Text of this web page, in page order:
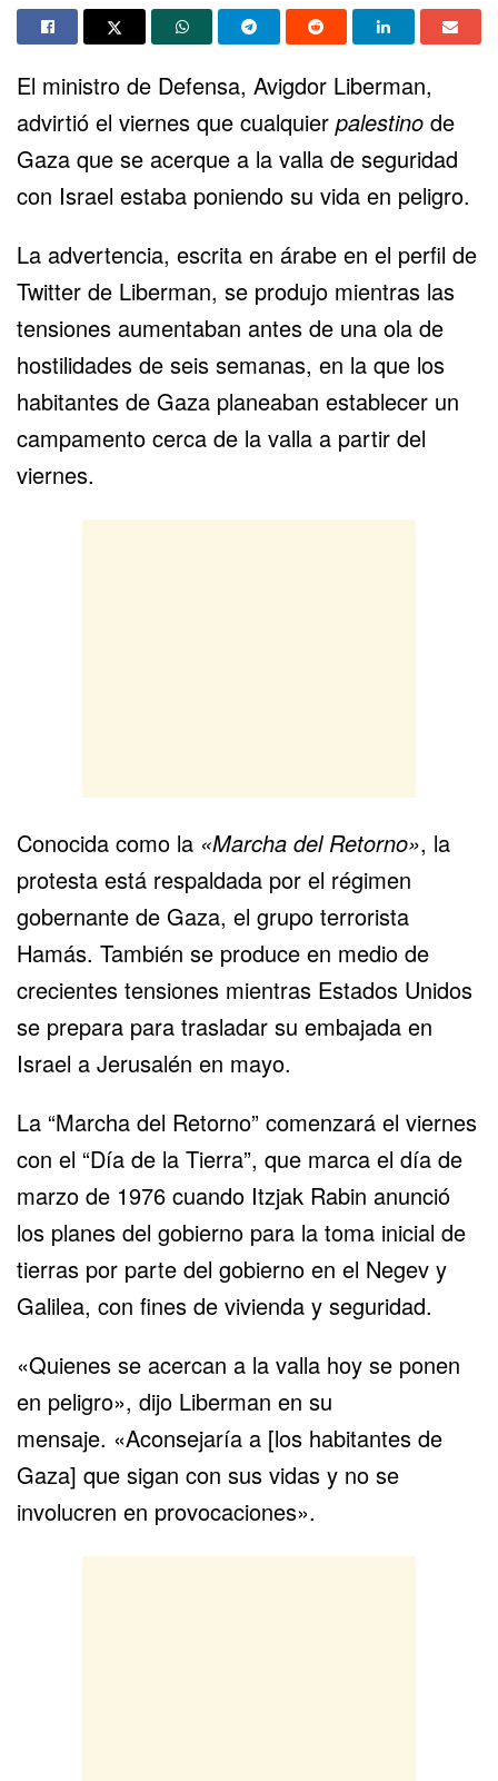
El ministro de Defensa, Avigdor Liberman,
advirtió el viernes que cualquier palestino de
Gaza que se acerque a la valla de seguridad
con Israel estaba poniendo su vida en peligro.
La advertencia, escrita en árabe en el perfil de
Twitter de Liberman, se produjo mientras las
tensiones aumentaban antes de una ola de
hostilidades de seis semanas, en la que los
habitantes de Gaza planeaban establecer un
campamento cerca de la valla a partir del
viernes.
Conocida como la «Marcha del Retorno», la
protesta está respaldada por el régimen
gobernante de Gaza, el grupo terrorista
Hamás. También se produce en medio de
crecientes tensiones mientras Estados Unidos
se prepara para trasladar su embajada en
Israel a Jerusalén en mayo.
La “Marcha del Retorno” comenzará el viernes
con el “Día de la Tierra”, que marca el día de
marzo de 1976 cuando Itzjak Rabin anunció
los planes del gobierno para la toma inicial de
tierras por parte del gobierno en el Negev y
Galilea, con fines de vivienda y seguridad.
«Quienes se acercan a la valla hoy se ponen
en peligro», dijo Liberman en su
mensaje. «Aconsejaría a [los habitantes de
Gaza] que sigan con sus vidas y no se
involucren en provocaciones».